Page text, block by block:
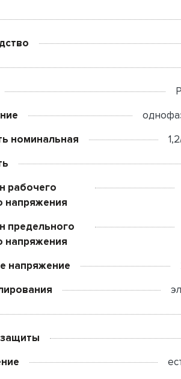
номинальная
рабочего
напряжения
предельного
напряжения
напряжение